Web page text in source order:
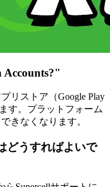
Accounts?"
リストア（Google Play
す。プラットフォーム
きなくなります。
どうすればよいで